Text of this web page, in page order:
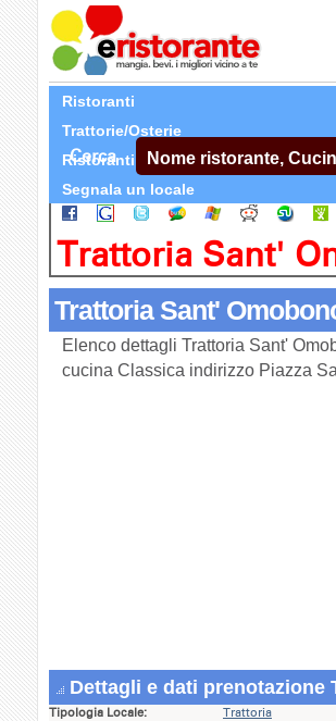
Ristoranti
Trattorie/Osterie
Ristoranti Etnici
Segnala un locale
Cerca
Trattoria Sant'
Trattoria Sant'
Elenco dettagli Trattoria Sant'
cucina Classica indirizzo Piazza
Dettagli e dati prenotazione
Tipologia Locale:
Trattoria